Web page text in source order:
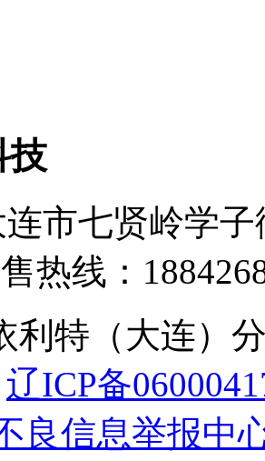
技
市七贤岭学子
热线：
利特（大连）
辽ICP备
良信息举报中